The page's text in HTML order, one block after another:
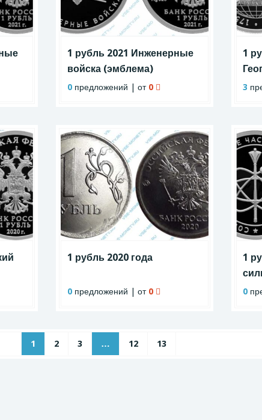
1 рубль 2021 Инженерные
войска (эмблема)
0предложений | от 0
1
3
1 рубль 2020 года
0предложений | от 0
1
0
1 2 3 … 12 13